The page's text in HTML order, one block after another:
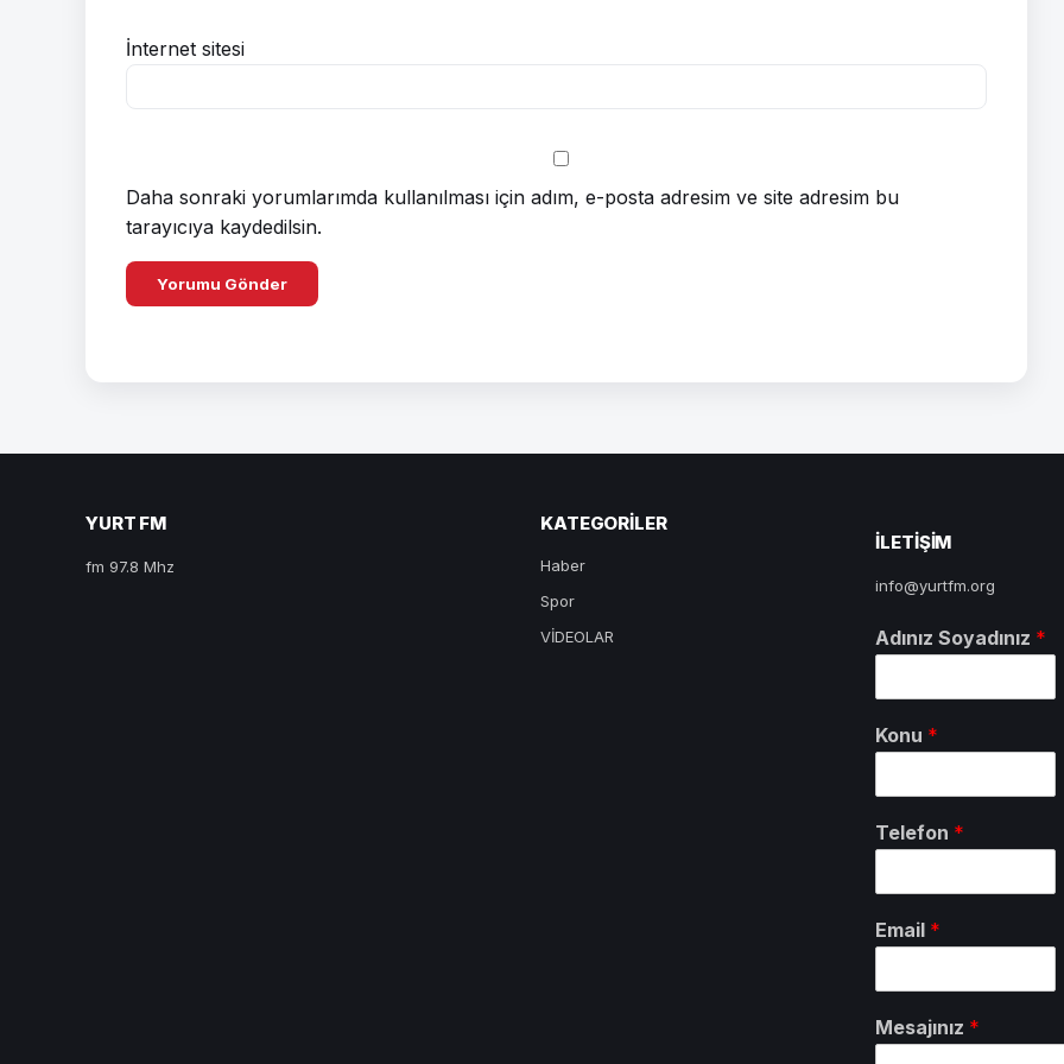
İnternet sitesi
Daha sonraki yorumlarımda kullanılması için adım, e-posta adresim ve site adresim bu
tarayıcıya kaydedilsin.
YURT FM
fm 97.8 Mhz
KATEGORILER
Haber
Spor
VİDEOLAR
ILETIŞIM
info@yurtfm.org
Adınız Soyadınız *
Konu *
Telefon *
Email *
Mesajınız *